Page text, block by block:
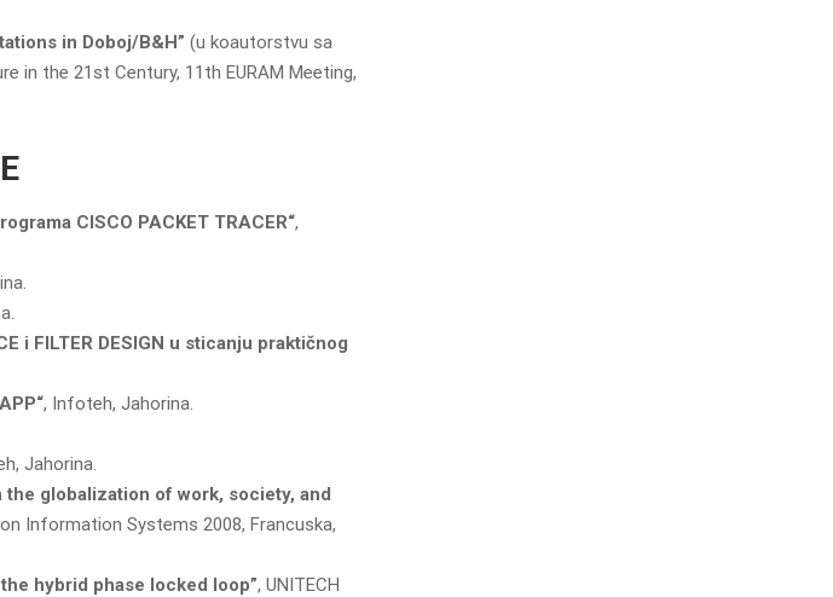
in Doboj/B&H” (u koautorstvu sa
in the 21st Century, 11th EURAM Meeting,
CISCO PACKET TRACER“,
i FILTER DESIGN u sticanju praktičnog
, Infoteh, Jahorina.
Jahorina.
globalization of work, society, and
Information Systems 2008, Francuska,
hybrid phase locked loop”, UNITECH